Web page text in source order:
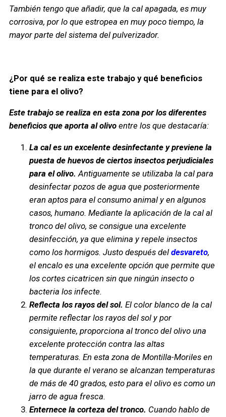
También tengo que añadir, que la cal apagada, es muy
corrosiva, por lo que estropea en muy poco tiempo, la
mayor parte del sistema del pulverizador.
¿Por qué se realiza este trabajo y qué beneficios
tiene para el olivo?
Este trabajo se realiza en esta zona por los diferentes
beneficios que aporta al olivo entre los que destacaría:
La cal es un excelente desinfectante y previene la
puesta de huevos de ciertos insectos perjudiciales
para el olivo. Antiguamente se utilizaba la cal para
desinfectar pozos de agua que posteriormente
eran aptos para el consumo animal y en algunos
casos, humano. Mediante la aplicación de la cal al
tronco del olivo, se consigue una excelente
desinfección, ya que elimina y repele insectos
como los hormigos. Justo después del desvareto,
el encalo es una excelente opción que permite que
los cortes cicatricen sin que ningún insecto o
bacteria los infecte.
Reflecta los rayos del sol. El color blanco de la cal
permite reflectar los rayos del sol y por
consiguiente, proporciona al tronco del olivo una
excelente protección contra las altas
temperaturas. En esta zona de Montilla-Moriles en
la que durante el verano se alcanzan temperaturas
de más de 40 grados, esto para el olivo es como un
jarro de agua fresca.
Enternece la corteza del tronco. Cuando hablo de